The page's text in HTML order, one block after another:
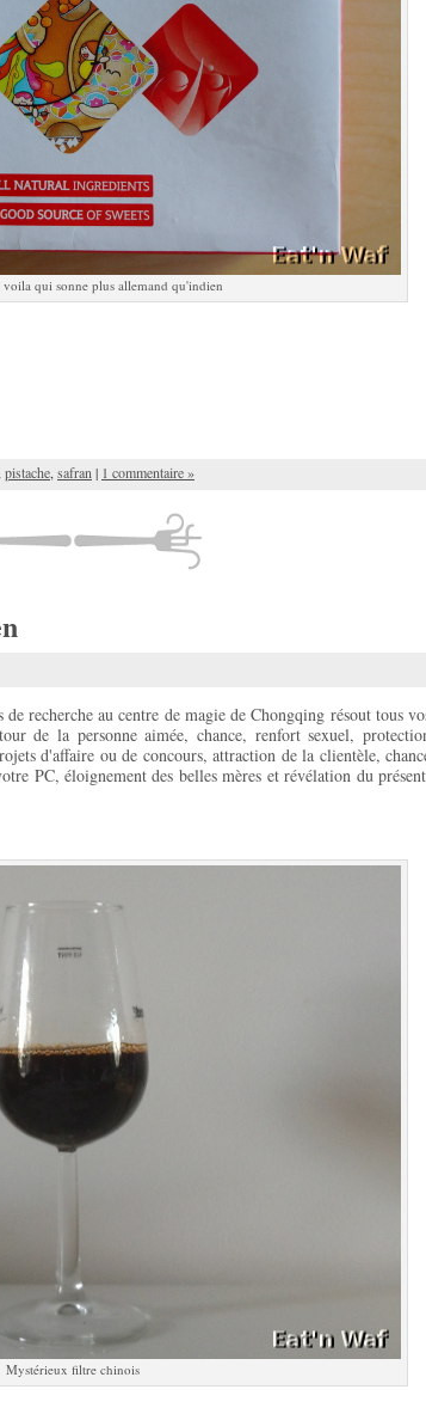
qui sonne plus allemand qu'indien
pistache safran | 1 commentaire »
recherche au centre de magie de Chongqing résout tous
de la personne aimée, chance, renfort sexuel,
d'affaire ou de concours, attraction de la clientèle,
PC, éloignement des belles mères et révélation du
Mystérieux filtre chinois